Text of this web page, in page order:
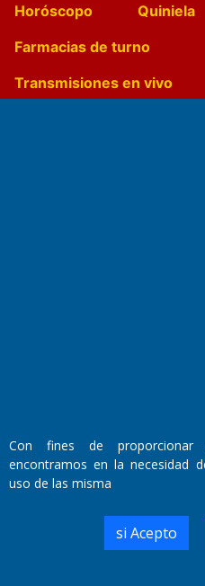
Horóscopo
Quiniela
Farmacias de turno
Transmisiones en vivo
Propietario: El Diario SRL
Director Periodístico:
Walter René Goñi
Domicilio Legal: José Ingenieros 855,
Santa Rosa, La Pampa.
Con fines de proporcionar
encontramos en la necesidad
uso de las misma
si Acepto